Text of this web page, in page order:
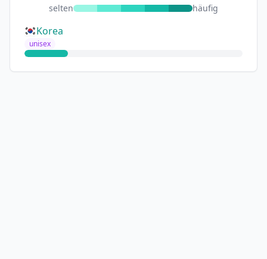
selten häufig
Korea
unisex